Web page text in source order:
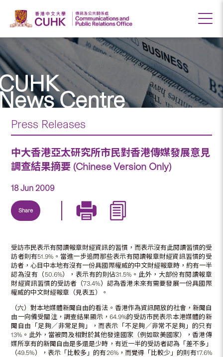
Centre
Press Releases
中大香港亞太研究所市民對香港傳媒發展意見
調查結果摘要 (Chinese Version Only)
18 Jun 2009
Share
受訪市民表示有閱讀報章財經資訊的習慣，而表示沒有此閱讀習慣的受
訪者則有51.9%。當進一步追問那些表示有閱讀報章財經資訊習慣的受
訪者，心目中本地有沒有一份具國際權威的中文財經報章時，約有一半
認為沒有（50.6%），表示有的則佔31.5%。此外，大部份有閱讀報章
財經資訊習慣的受訪者（73.4%）認為香港未來有需要發展一份具國際
權威的中文財經報章（見表五）。
（六）對本地媒體新聞自由的看法。香港作為資訊開放的社會，新聞自
由一向備受關注，調查結果顯示，64.9%的受訪市民表示本港媒體的新
聞自由「足夠／非常足夠」，而表示「不足夠／非常不足夠」的只有
13%。此外，當被問及相對於其他發達國家（例如歐美國家），香港傳
媒所享有的新聞自由是多還是少時，有近一半的受訪者認為「差不多」
（49.5%），表示「比較多」的有26%，而覺得「比較少」的則有17.6%